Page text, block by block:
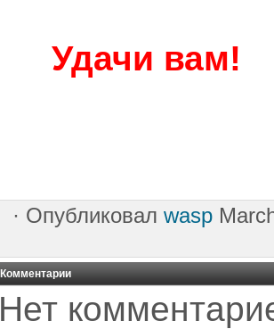
Удачи вам!
· Опубликовал wasp
Комментарии
Нет